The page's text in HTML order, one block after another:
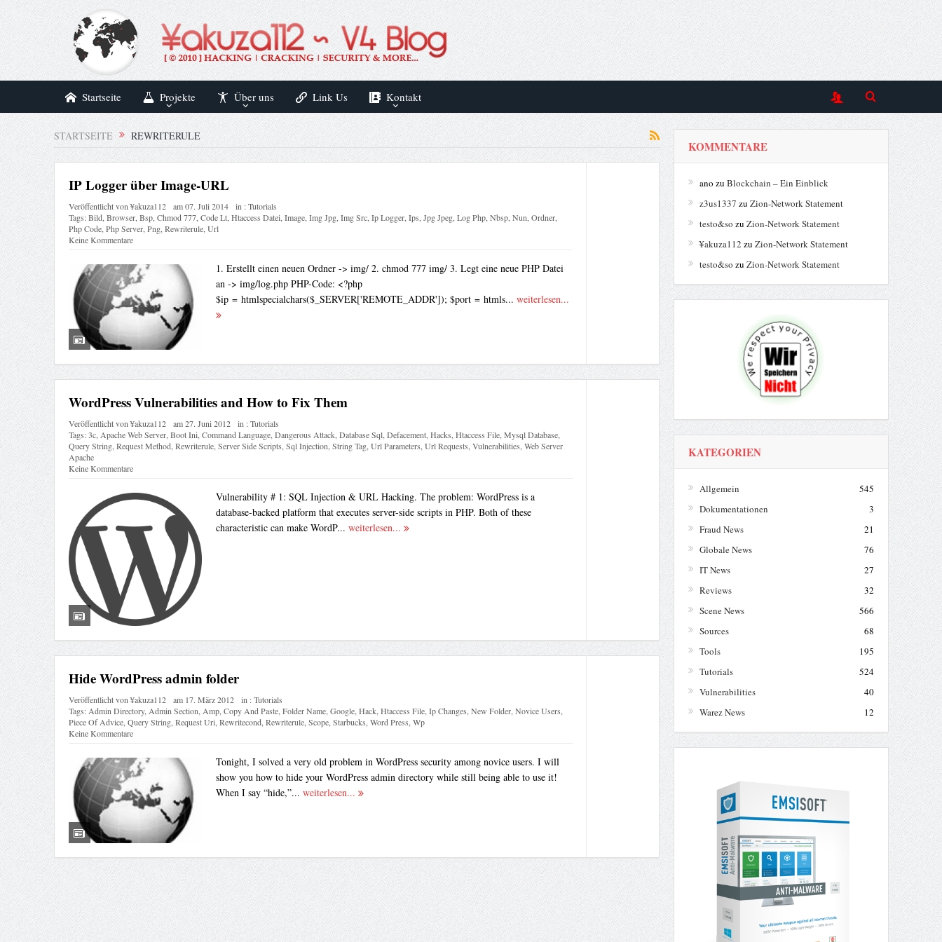
Startseite Projekte Über uns Link Us Kontakt
STARTSEITE REWRITERULE
IP Logger über Image-URL
Veröffentlicht von¥akuza112 am07. Juli 2014 in :Tutorials
Tags:Bild,Browser,Bsp,Chmod 777,Code Lt,Htaccess Datei,Image,Img Jpg,Img Src,Ip Logger,Ips,Jpg Jpeg,Log Php,Nbsp,Nun,Ordner,
Php Code,Php Server,Png,Rewriterule,Url
Keine Kommentare
1. Erstellt einen neuen Ordner -> img/ 2. chmod 777 img/ 3. Legt eine neue PHP Datei
an -> img/log.php PHP-Code: <?php
$ip = htmlspecialchars($_SERVER['REMOTE_ADDR']); $port = htmls... weiterlesen...
WordPress Vulnerabilities and How to Fix Them
Veröffentlicht von¥akuza112 am27. Juni 2012 in :Tutorials
Tags:3c,Apache Web Server,Boot Ini,Command Language,Dangerous Attack,Database Sql,Defacement,Hacks,Htaccess File,Mysql Database,
Query String,Request Method,Rewriterule,Server Side Scripts,Sql Injection,String Tag,Url Parameters,Url Requests,Vulnerabilities,Web Server
Apache
Keine Kommentare
Vulnerability # 1: SQL Injection & URL Hacking. The problem: WordPress is a
database-backed platform that executes server-side scripts in PHP. Both of these
characteristic can make WordP... weiterlesen...
Hide WordPress admin folder
Veröffentlicht von¥akuza112 am 17. März 2012 in :Tutorials
Tags:Admin Directory,Admin Section,Amp,Copy And Paste,Folder Name,Google,Hack,Htaccess File,Ip Changes,New Folder,Novice Users,
Piece Of Advice,Query String,Request Uri,Rewritecond,Rewriterule,Scope,Starbucks,Word Press,Wp
Keine Kommentare
Tonight, I solved a very old problem in WordPress security among novice users. I will
show you how to hide your WordPress admin directory while still being able to use it!
When I say “hide,”... weiterlesen...
KOMMENTARE
ano zu Blockchain – Ein Einblick
z3us1337 zu Zion-Network Statement
testo&so zu Zion-Network Statement
¥akuza112 zu Zion-Network Statement
testo&so zu Zion-Network Statement
KATEGORIEN
Allgemein
545
Dokumentationen
3
Fraud News
21
Globale News
76
IT News
27
Reviews
32
Scene News
566
Sources
68
Tools
195
Tutorials
524
Vulnerabilities
40
Warez News
12